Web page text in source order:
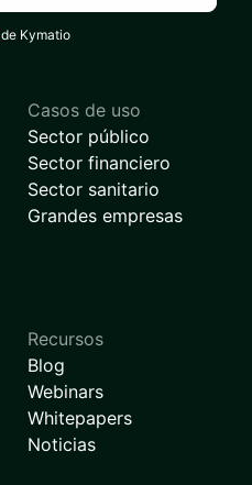
de Kymatio
Casos de uso
Sector público
Sector financiero
Sector sanitario
Grandes empresas
Recursos
Blog
Webinars
Whitepapers
Noticias